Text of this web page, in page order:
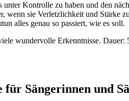
Kontrolle zu haben und den
wenn sie Verletzlichkeit und
alles genau so passiert, wie es soll.
wundervolle Erkenntnisse. Dauer:
Sängerinnen und